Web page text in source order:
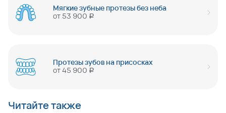
Мягкие зубные протезы без неба
от 53 900 руб
Протезы зубов на присосках
от45 900 руб
Читайте также